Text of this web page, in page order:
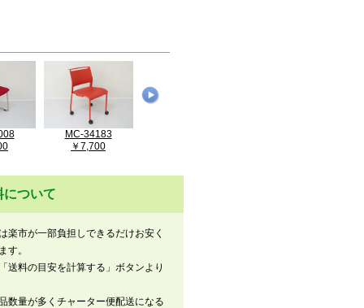
MC-34183
￥7,700
について
楽市が一部負担しできるだけお安く
す。
送料の目安を計算する」ボタンより
数量が多くチャーター便配送になる